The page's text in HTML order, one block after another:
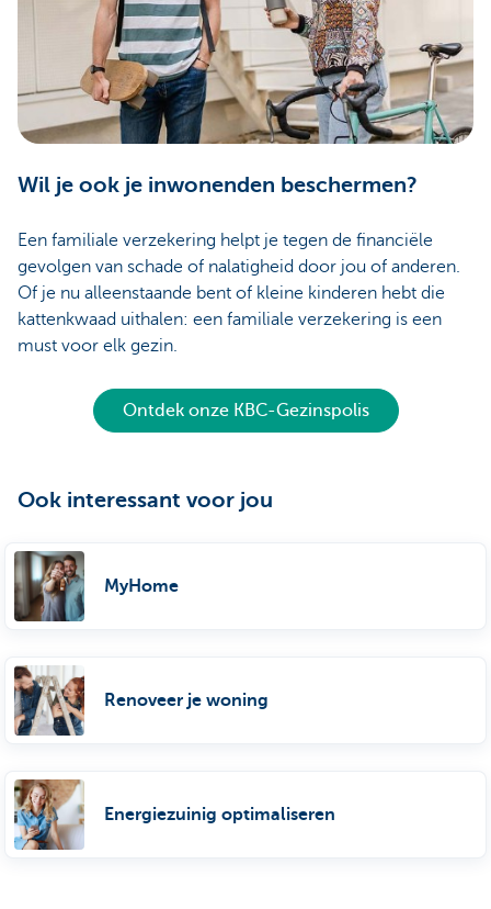
Wil je ook je inwonenden beschermen?
Een familiale verzekering helpt je tegen de financiële
gevolgen van schade of nalatigheid door jou of anderen.
Of je nu alleenstaande bent of kleine kinderen hebt die
kattenkwaad uithalen: een familiale verzekering is een
must voor elk gezin.
Ontdek onze KBC-Gezinspolis
Ook interessant voor jou
MyHome
Renoveer je woning
Energiezuinig optimaliseren